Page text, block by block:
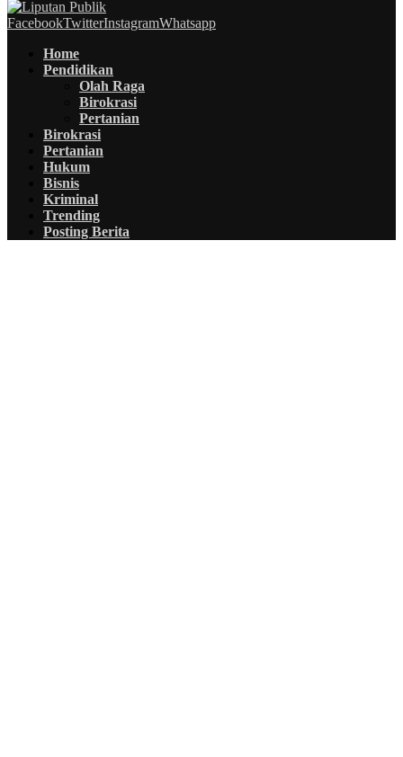
FacebookTwitterInstagramWhatsapp
Home
Pendidikan
Olah Raga
Birokrasi
Pertanian
Birokrasi
Pertanian
Hukum
Bisnis
Kriminal
Trending
Posting Berita